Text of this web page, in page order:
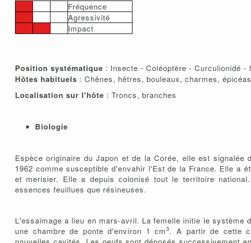
Fréquence
Agressivité
Impact
Position systématique : Insecte - Coléoptère - Curculionidé -
Hôtes habituels : Chênes, hêtres, bouleaux, charmes,
Localisation sur l'hôte : Troncs, branches
Biologie
Espèce originaire du Japon et de la Corée, elle est signalée
1962 comme susceptible d'envahir l'Est de la France. Elle a
et merisier. Elle a depuis colonisé tout le territoire
essences feuillues que résineuses.
L'essaimage a lieu en mars-avril. La femelle initie le système
une chambre de ponte d'environ 1 cm3. A partir de cette